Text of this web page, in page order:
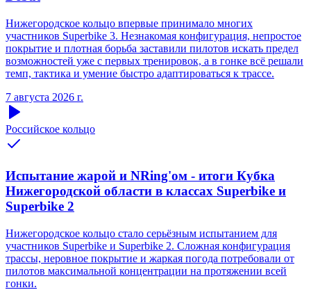
Нижегородское кольцо впервые принимало многих
участников Superbike 3. Незнакомая конфигурация, непростое
покрытие и плотная борьба заставили пилотов искать предел
возможностей уже с первых тренировок, а в гонке всё решали
темп, тактика и умение быстро адаптироваться к трассе.
7 августа 2026 г.
Российское кольцо
Испытание жарой и NRing'ом - итоги Кубка
Нижегородской области в классах Superbike и
Superbike 2
Нижегородское кольцо стало серьёзным испытанием для
участников Superbike и Superbike 2. Сложная конфигурация
трассы, неровное покрытие и жаркая погода потребовали от
пилотов максимальной концентрации на протяжении всей
гонки.